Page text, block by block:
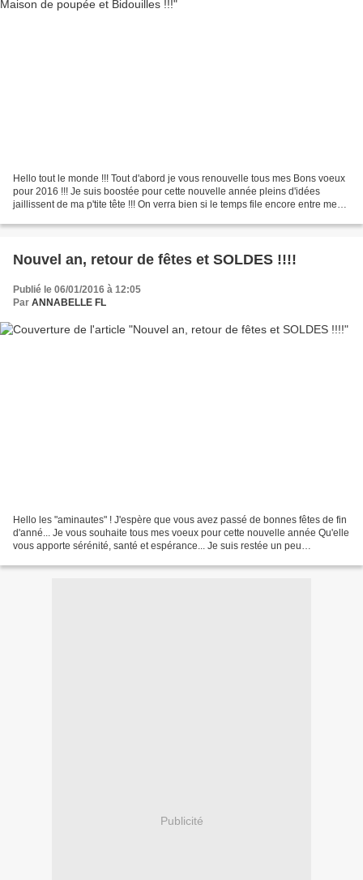
Hello tout le monde !!! Tout d'abord je vous renouvelle tous mes Bons voeux
pour 2016 !!! Je suis boostée pour cette nouvelle année pleins d'idées
jaillissent de ma p'tite tête !!! On verra bien si le temps file encore entre mes
Nouvel an, retour de fêtes et SOLDES !!!!
Publié le 06/01/2016 à 12:05
Par ANNABELLE FL
Hello les "aminautes" ! J'espère que vous avez passé de bonnes fêtes de fin
d'anné... Je vous souhaite tous mes voeux pour cette nouvelle année Qu'elle
vous apporte sérénité, santé et espérance... Je suis restée un peu
Publicité